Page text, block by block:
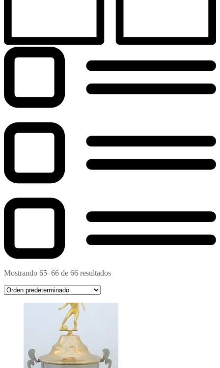
Mostrando 65–66 de 66 resultados